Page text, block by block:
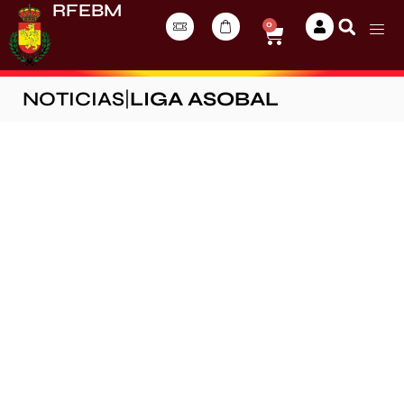
RFEBM
0
NOTICIAS LIGA ASOBAL